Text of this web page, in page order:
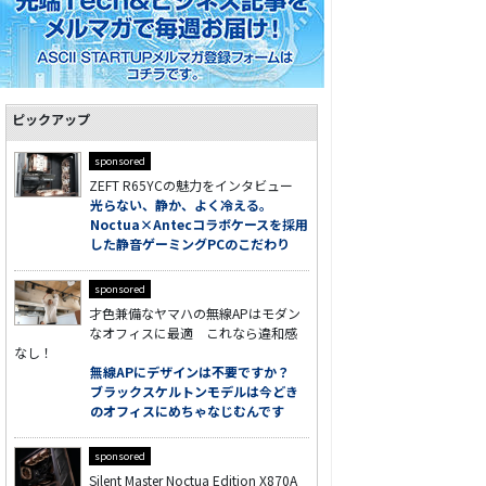
ピックアップ
sponsored
ZEFT R65YCの魅力をインタビュー
光らない、静か、よく冷える。
Noctua×Antecコラボケースを採用
した静音ゲーミングPCのこだわり
sponsored
才色兼備なヤマハの無線APはモダン
なオフィスに最適 これなら違和感
なし！
無線APにデザインは不要ですか？
ブラックスケルトンモデルは今どき
のオフィスにめちゃなじむんです
sponsored
Silent Master Noctua Edition X870A